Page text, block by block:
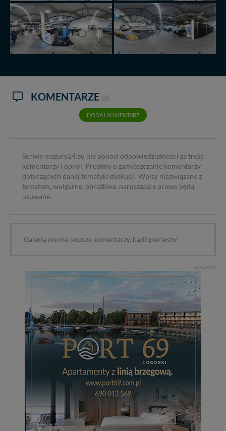
KOMENTARZE (0)
DODAJ KOMENTARZ
Serwis mazury24.eu nie ponosi odpowiedzialności za treść
komentarzy i opinii. Prosimy o zamieszczanie komentarzy
dotyczących danej tematyki dyskusji. Wpisy niezwiązane z
tematem, wulgarne, obraźliwe, naruszające prawo będą
usuwane.
Galeria nie ma jeszcze komentarzy, bądź pierwszy!
REKLAMA